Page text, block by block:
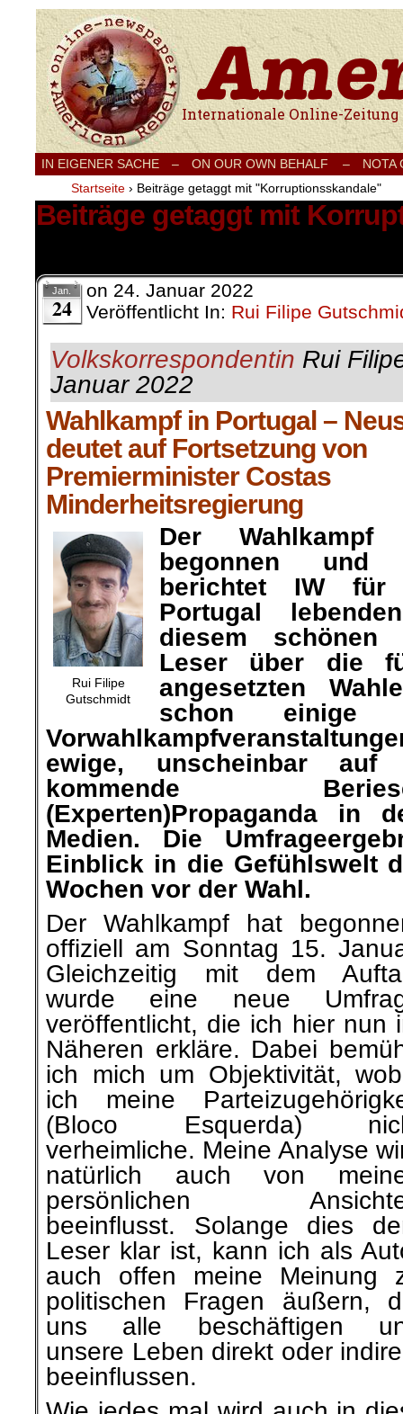
Internationale Onlinezeitung für Frieden,
IN EIGENER SACHE – ON OUR OWN BEHALF –
NOTA
Startseite › Beiträge getaggt mit "Korruptionsskandale"
Beiträge getaggt mit
Jan.
24
on 24. Januar 2022
Veröffentlicht In: Rui Filipe
Volkskorrespondentin Rui
Januar 2022
Wahlkampf in Portugal –
deutet auf Fortsetzung von
Premierminister Costas
Minderheitsregierung
Rui Filipe
Gutschmidt
Der
begonnen und
berichtet IW
Portugal
diesem schönen
Leser über die
angesetzten
schon einige
ewige, unscheinbar auf
kommende
(Experten)Propaganda in
Medien. Die
Einblick in die Gefühlswelt
Wochen vor der Wahl.
Der Wahlkampf hat
offiziell am Sonntag 15.
Gleichzeitig mit dem
wurde eine neue
veröffentlicht, die ich hier nun
Näheren erkläre. Dabei
ich mich um Objektivität,
ich meine
(Bloco Esquerda)
verheimliche. Meine Analyse
natürlich auch von
persönlichen
beeinflusst. Solange dies
Leser klar ist, kann ich als
auch offen meine Meinung
politischen Fragen äußern,
uns alle beschäftigen
unsere Leben direkt oder
beeinflussen.